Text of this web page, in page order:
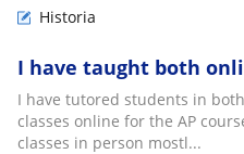
Historia
I have taught both
I have tutored students in
classes online for the AP
classes in person mostl...